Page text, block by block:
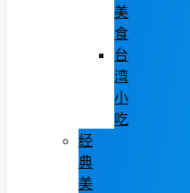
美
食
台
湾
小
吃
经
典
美